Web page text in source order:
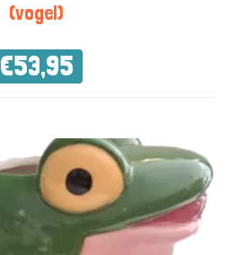
(vogel)
€53,95